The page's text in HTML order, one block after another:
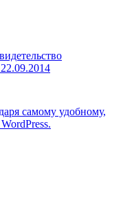
самому удобному,